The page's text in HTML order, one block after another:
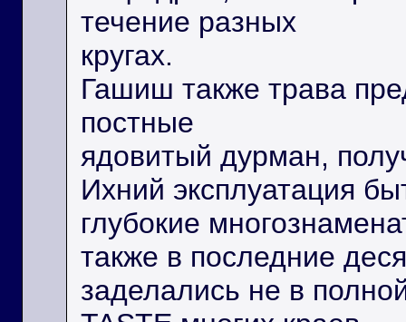
течение разных
кругах.
Гашиш также трава
постные
ядовитый дурман,
Ихний эксплуатация
глубокие
также в последние
заделались не в